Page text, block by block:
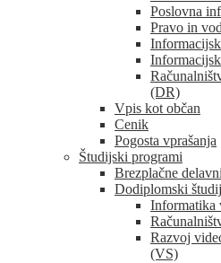
Poslovna
Pravo in
(DR)
Vpis kot občan
Cenik
Pogosta vprašanja
Študijski programi
Brezplačne
Dodiplomski študij
Informatika
Razvoj
(VS)